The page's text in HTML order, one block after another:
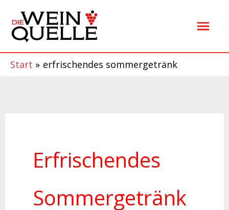
Inhalt
springen
Start erfrischendes sommergetränk
Erfrischendes
Sommergetränk